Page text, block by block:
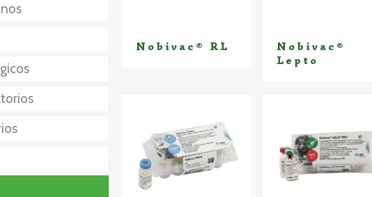
Nobivac® RL
Nobivac®
Lepto